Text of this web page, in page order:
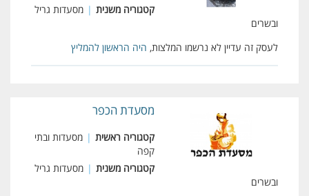
קטגוריה משנית | מסעדות גריל
ובשרים
לעסק זה עדיין לא נרשמו המלצות, היה הראשון להמליץ
מסעדת הכפר
קטגוריה ראשית | מסעדות ובתי
קפה
קטגוריה משנית | מסעדות גריל
ובשרים